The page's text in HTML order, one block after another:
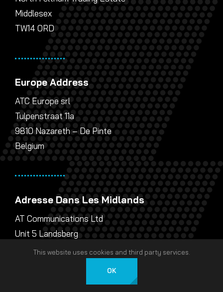
Middlesex
TW14 0RD
Europe Address
ATC Europe srl
Tulpenstraat 11a
9810 Nazareth – De Pinte
Belgium
Adresse Dans Les Midlands
AT Communications Ltd
Unit 5 Landsberg
Lichfield Road Industrial Estate
This website uses cookies and third party services.
OK